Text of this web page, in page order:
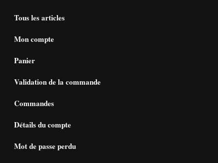
Tous les articles
Mon compte
Panier
Validation de la commande
Commandes
Détails du compte
Mot de passe perdu